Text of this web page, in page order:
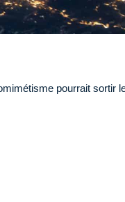
pourrait sortir